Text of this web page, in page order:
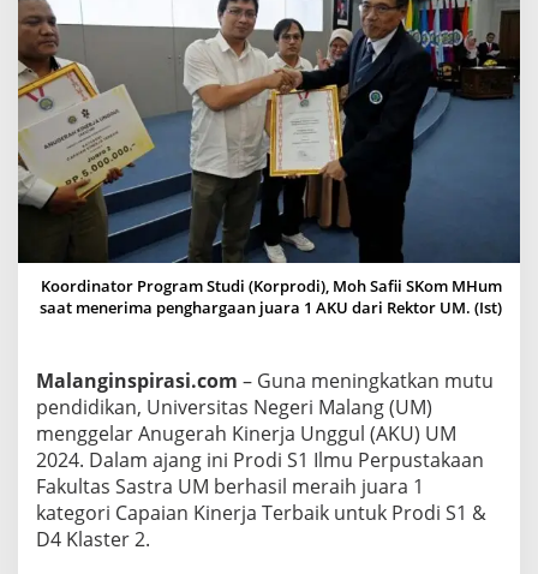
n
e
r
j
a
U
g
u
l
1
l
m
u
Koordinator Program Studi (Korprodi), Moh Safii SKom MHum
saat menerima penghargaan juara 1 AKU dari Rektor UM. (Ist)
Malanginspirasi.com – Guna meningkatkan mutu
pendidikan, Universitas Negeri Malang (UM)
menggelar Anugerah Kinerja Unggul (AKU) UM
2024. Dalam ajang ini Prodi S1 Ilmu Perpustakaan
Fakultas Sastra UM berhasil meraih juara 1
kategori Capaian Kinerja Terbaik untuk Prodi S1 &
D4 Klaster 2.